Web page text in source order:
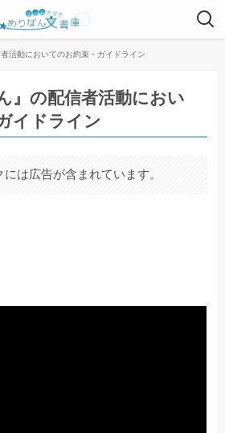
者活動においてのお約束・ガイドライン
』の配信者活動におい
イドライン
は広告が含まれています。